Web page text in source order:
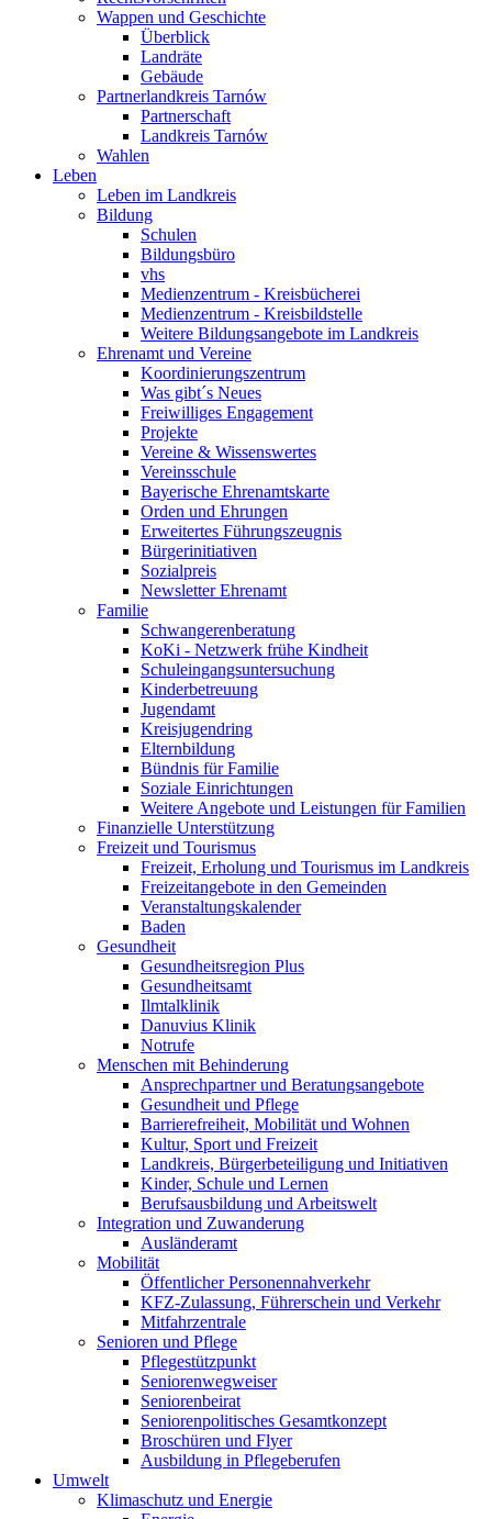
Wappen und Geschichte
Überblick
Landräte
Gebäude
Partnerlandkreis Tarnów
Partnerschaft
Landkreis Tarnów
Wahlen
Leben
Leben im Landkreis
Bildung
Schulen
Bildungsbüro
vhs
Medienzentrum - Kreisbücherei
Medienzentrum - Kreisbildstelle
Weitere Bildungsangebote im Landkreis
Ehrenamt und Vereine
Koordinierungszentrum
Was gibt´s Neues
Freiwilliges Engagement
Projekte
Vereine & Wissenswertes
Vereinsschule
Bayerische Ehrenamtskarte
Orden und Ehrungen
Erweitertes Führungszeugnis
Bürgerinitiativen
Sozialpreis
Newsletter Ehrenamt
Familie
Schwangerenberatung
KoKi - Netzwerk frühe Kindheit
Schuleingangsuntersuchung
Kinderbetreuung
Jugendamt
Kreisjugendring
Elternbildung
Bündnis für Familie
Soziale Einrichtungen
Weitere Angebote und Leistungen für Familien
Finanzielle Unterstützung
Freizeit und Tourismus
Freizeit, Erholung und Tourismus im Landkreis
Freizeitangebote in den Gemeinden
Veranstaltungskalender
Baden
Gesundheit
Gesundheitsregion Plus
Gesundheitsamt
Ilmtalklinik
Danuvius Klinik
Notrufe
Menschen mit Behinderung
Ansprechpartner und Beratungsangebote
Gesundheit und Pflege
Barrierefreiheit, Mobilität und Wohnen
Kultur, Sport und Freizeit
Landkreis, Bürgerbeteiligung und Initiativen
Kinder, Schule und Lernen
Berufsausbildung und Arbeitswelt
Integration und Zuwanderung
Ausländeramt
Mobilität
Öffentlicher Personennahverkehr
KFZ-Zulassung, Führerschein und Verkehr
Mitfahrzentrale
Senioren und Pflege
Pflegestützpunkt
Seniorenwegweiser
Seniorenbeirat
Seniorenpolitisches Gesamtkonzept
Broschüren und Flyer
Ausbildung in Pflegeberufen
Umwelt
Klimaschutz und Energie